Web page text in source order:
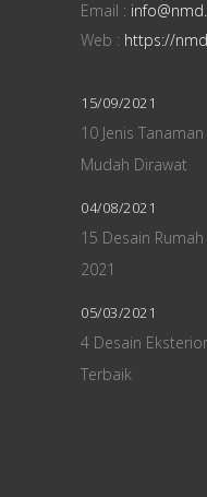
Email :
Web : https://
15/09/2021
10 Jenis
Mudah Dirawat
04/08/2021
15 Desain
2021
05/03/2021
4 Desain
Terbaik